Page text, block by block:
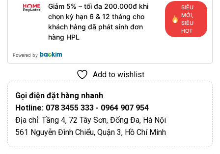
Giảm 5% – tối đa 200.000đ khi
chọn kỳ hạn 6 & 12 tháng cho
khách hàng đã phát sinh đơn
hàng HPL
SIÊU
MỚI,
SIÊU
HOT
Powered by
Add to wishlist
Gọi điện đặt hàng nhanh
Hotline: 078 3455 333 - 0964 907 954
Địa chỉ: Tầng 4, 72 Tây Sơn, Đống Đa, Hà Nội
561 Nguyễn Đình Chiểu, Quận 3, Hồ Chí Minh